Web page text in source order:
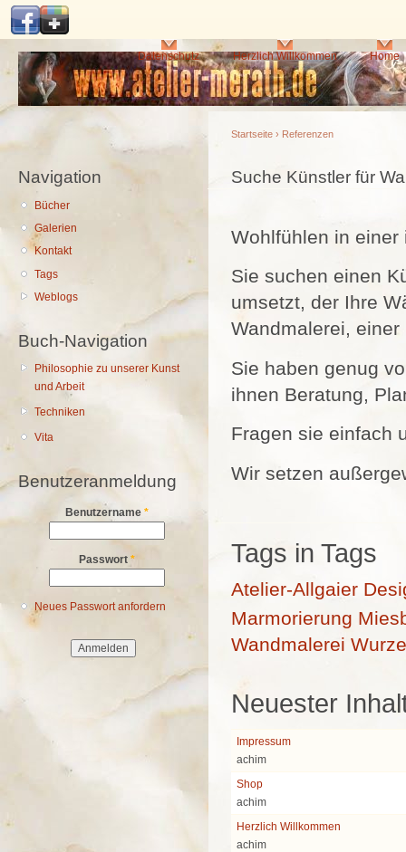
Hauptmenü Datenschutz Herzlich Willkommen Home
Navigation
Bücher
Galerien
Kontakt
Tags
Weblogs
Buch-Navigation
Philosophie zu unserer Kunst
und Arbeit
Techniken
Vita
Benutzeranmeldung
Benutzername *
Passwort *
Neues Passwort anfordern
Sie sind hier
Startseite › Referenzen
Suche Künstler für
Wohlfühlen in
Sie suchen einen
umsetzt, der Ihre
Wandmalerei,
Sie haben genug
ihnen Beratung,
Fragen sie einfach
Wir setzen
Tags in Tags
Atelier-Allgaier
Marmorierung
Wandmalerei
Neuester
Impressum
achim
Shop
achim
Herzlich Willkommen
achim